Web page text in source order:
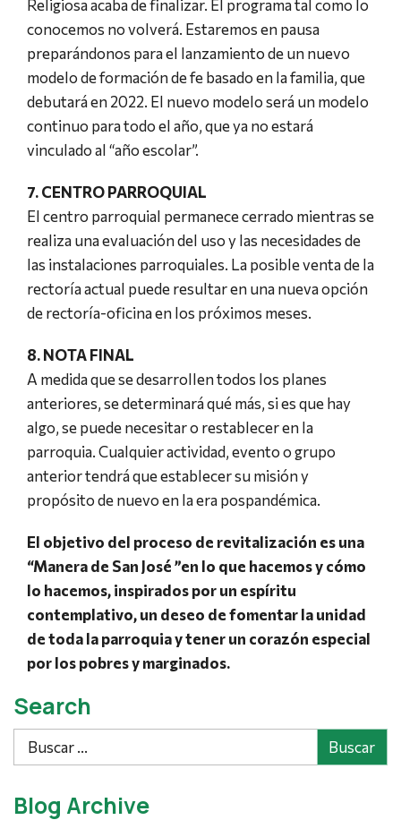
Religiosa acaba de finalizar. El programa tal como lo
conocemos no volverá. Estaremos en pausa
preparándonos para el lanzamiento de un nuevo
modelo de formación de fe basado en la familia, que
debutará en 2022. El nuevo modelo será un modelo
continuo para todo el año, que ya no estará
vinculado al “año escolar”.
7. CENTRO PARROQUIAL
El centro parroquial permanece cerrado mientras se
realiza una evaluación del uso y las necesidades de
las instalaciones parroquiales. La posible venta de la
rectoría actual puede resultar en una nueva opción
de rectoría-oficina en los próximos meses.
8. NOTA FINAL
A medida que se desarrollen todos los planes
anteriores, se determinará qué más, si es que hay
algo, se puede necesitar o restablecer en la
parroquia. Cualquier actividad, evento o grupo
anterior tendrá que establecer su misión y
propósito de nuevo en la era pospandémica.
El objetivo del proceso de revitalización es una
“Manera de San José ”en lo que hacemos y cómo
lo hacemos, inspirados por un espíritu
contemplativo, un deseo de fomentar la unidad
de toda la parroquia y tener un corazón especial
por los pobres y marginados.
Search
Buscar
Blog Archive